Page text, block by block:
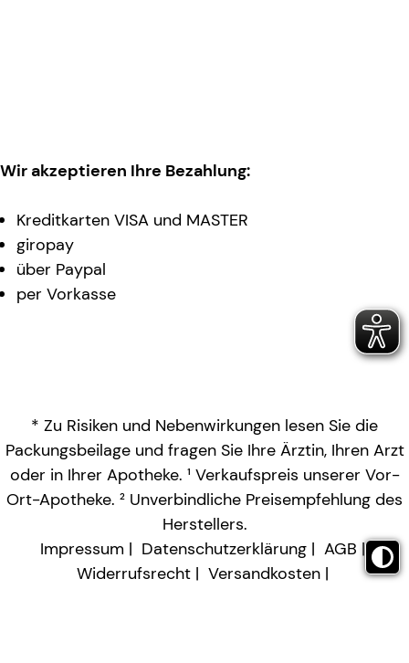
Wir akzeptieren Ihre Bezahlung:
Kreditkarten VISA und MASTER
giropay
über Paypal
per Vorkasse
* Zu Risiken und Nebenwirkungen lesen Sie die
Packungsbeilage und fragen Sie Ihre Ärztin, Ihren Arzt
oder in Ihrer Apotheke. ¹ Verkaufspreis unserer Vor-
Ort-Apotheke. ² Unverbindliche Preisempfehlung des
Herstellers.
Impressum
Datenschutzerklärung
AGB
Widerrufsrecht
Versandkosten